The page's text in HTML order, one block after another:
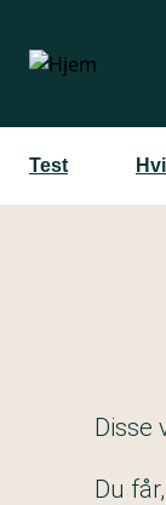
hovedindhold
Test
Disse
Du